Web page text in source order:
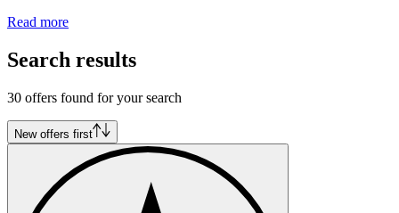
Read more
Search results
30 offers found for your search
New offers first